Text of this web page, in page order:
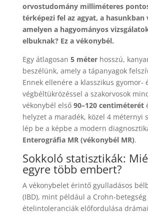
orvostudomány milliméteres
térképezi fel az agyat, a hasunkban
amelyen a hagyományos
elbuknak? Ez a vékonybél.
Egy átlagosan 5 méterhosszú,
beszélünk, amely a tápanyagok
Ennek ellenére a klasszikus gyomor-
végbéltükrözéssel a szakorvosok
vékonybél első 90–120 centiméterét
helyzet a maradék, közel 4 méternyi
lép be a képbe a modern
Enterográfia MR (vékonybél MR).
Sokkoló statisztikák:
egyre több embert?
A vékonybelet érintő gyulladásos
(IBD), mint például a Crohn-betegség
ételintoleranciák előfordulása